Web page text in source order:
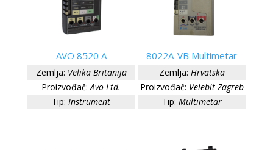
AVO 8520 A
Zemlja: Velika Britanija
Proizvođač: Avo Ltd.
Tip: Instrument
8022A-VB Multimetar
Zemlja: Hrvatska
Proizvođač: Velebit Zagreb
Tip: Multimetar